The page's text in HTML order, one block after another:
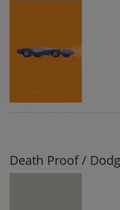
Death Proof /